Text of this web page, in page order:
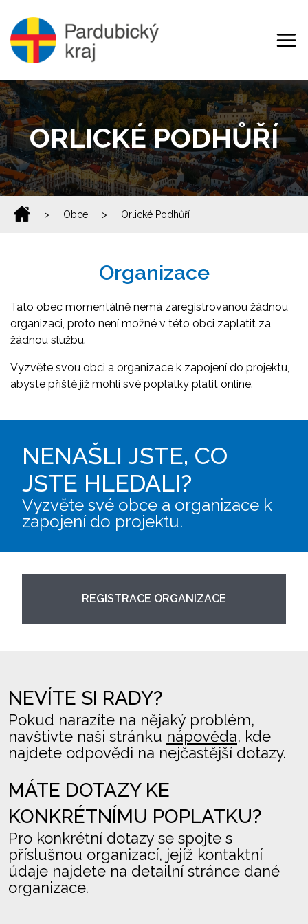
ORLICKÉ PODHŮŘÍ
> Obce > Orlické Podhůří
Organizace
Tato obec momentálně nemá zaregistrovanou žádnou
organizaci, proto není možné v této obci zaplatit za
žádnou službu.
Vyzvěte svou obci a organizace k zapojení do projektu,
abyste příště již mohli své poplatky platit online.
NENAŠLI JSTE, CO
JSTE HLEDALI?
Vyzvěte své obce a organizace k
zapojení do projektu.
REGISTRACE ORGANIZACE
NEVÍTE SI RADY?
Pokud narazíte na nějaký problém,
navštivte naši stránku nápověda, kde
najdete odpovědi na nejčastější dotazy.
MÁTE DOTAZY KE
KONKRÉTNÍMU POPLATKU?
Pro konkrétní dotazy se spojte s
příslušnou organizací, jejíž kontaktní
údaje najdete na detailní stránce dané
organizace.